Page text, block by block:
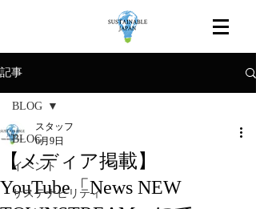
記事
BLOG
イベント
サステナビリティ
BLOG
【メディア掲載】
YouTube「News NEW
スタッフ
6月9日